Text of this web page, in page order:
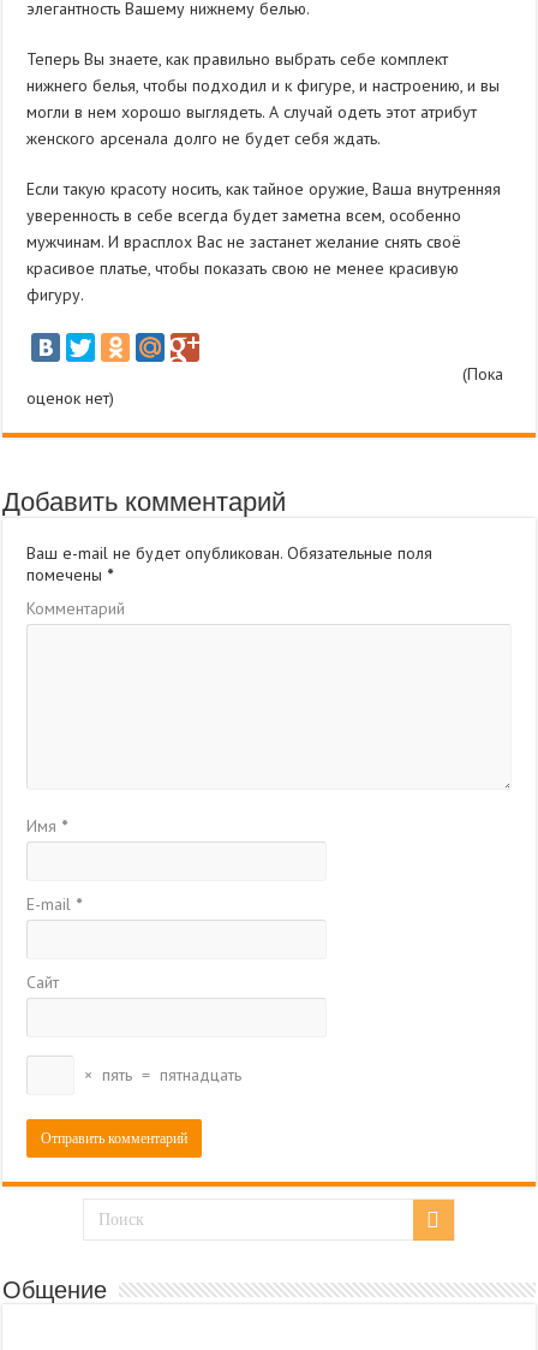
элегантность Вашему нижнему белью.
Теперь Вы знаете, как правильно выбрать себе комплект
нижнего белья, чтобы подходил и к фигуре, и настроению, и вы
могли в нем хорошо выглядеть. А случай одеть этот атрибут
женского арсенала долго не будет себя ждать.
Если такую красоту носить, как тайное оружие, Ваша внутренняя
уверенность в себе всегда будет заметна всем, особенно
мужчинам. И врасплох Вас не застанет желание снять своё
красивое платье, чтобы показать свою не менее красивую
фигуру.
(Пока
оценок нет)
Добавить комментарий
Ваш e-mail не будет опубликован. Обязательные поля
помечены *
Комментарий
Имя *
E-mail *
Сайт
× пять = пятнадцать
Общение